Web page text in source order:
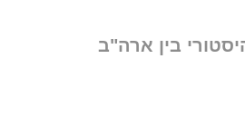
בין ארה"ב